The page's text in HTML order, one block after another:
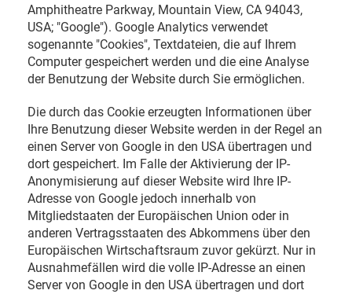
Amphitheatre Parkway, Mountain View, CA 94043,
USA; "Google"). Google Analytics verwendet
sogenannte "Cookies", Textdateien, die auf Ihrem
Computer gespeichert werden und die eine Analyse
der Benutzung der Website durch Sie ermöglichen.
Die durch das Cookie erzeugten Informationen über
Ihre Benutzung dieser Website werden in der Regel an
einen Server von Google in den USA übertragen und
dort gespeichert. Im Falle der Aktivierung der IP-
Anonymisierung auf dieser Website wird Ihre IP-
Adresse von Google jedoch innerhalb von
Mitgliedstaaten der Europäischen Union oder in
anderen Vertragsstaaten des Abkommens über den
Europäischen Wirtschaftsraum zuvor gekürzt. Nur in
Ausnahmefällen wird die volle IP-Adresse an einen
Server von Google in den USA übertragen und dort